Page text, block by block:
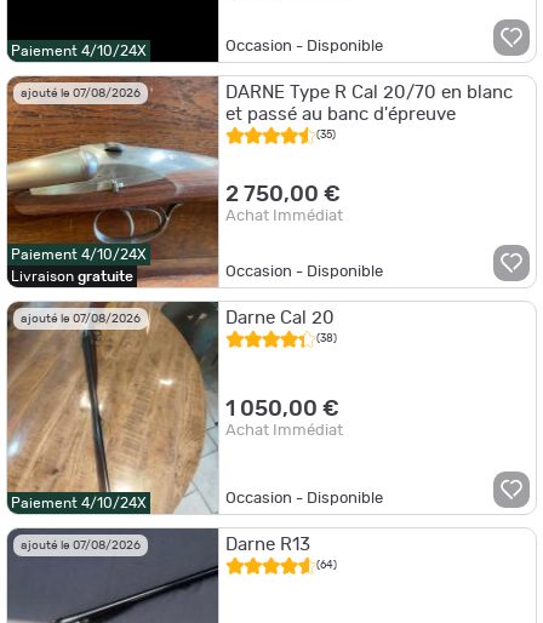
Paiement 4/10/24X Occasion - Disponible
ajouté le 07/08/2026
Paiement 4/10/24X
Livraison gratuite
DARNE Type R Cal 20/70 en blanc
et passé au banc d'épreuve
(35)
2 750,00 €
Achat Immédiat
Occasion - Disponible
ajouté le 07/08/2026
Paiement 4/10/24X
Darne Cal 20
(38)
1 050,00 €
Achat Immédiat
Occasion - Disponible
ajouté le 07/08/2026 Darne R13
(64)